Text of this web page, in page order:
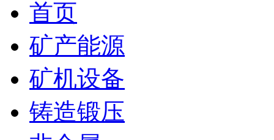
首页
矿产能源
矿机设备
铸造锻压